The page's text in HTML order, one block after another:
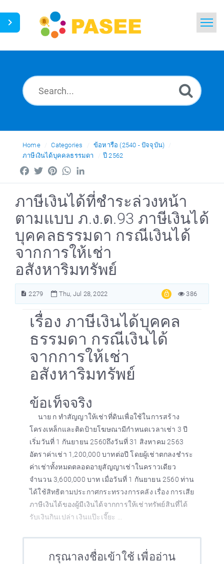
News
Ask a Question
Home Categories
ข้อหารือ (2540 - ปัจจุบัน)
ภาษีเงินได้บุคคลธรรมดา
ปี 2562
FacebookTwitterPinterestWhatsApp
ภาษีเงินได้ที่ชำระล่วงหน้า
ตามแบบ ภ.ง.ด.93 ภาษีเงินได้
บุคคลธรรมดา กรณีเงินได้
จากการให้เช่า
อสังหาริมทรัพย์
2279 Thu, Jul 28, 2022 386
เรื่อง ภาษีเงินได้บุคคล
ธรรมดา กรณีเงินได้
จากการให้เช่า
อสังหาริมทรัพย์
ข้อเท็จจริง
นาย ก ทำสัญญาให้เช่าที่ดินเพื่อใช้ในการสร้าง
โครงเหล็กและติดป้ายโฆษณามีกำหนดเวลาเช่า 3 ปี
เริ่มวันที่ 1 กันยายน 2560ถึงวันที่ 31 สิงหาคม 2563
อัตราค่าเช่า 1,200,000 บาทต่อปี โดยผู้เช่าตกลงชำระ
ค่าเช่าทั้งหมดตลอดอายุสัญญาเช่าในคราวเดียว
จำนวน 3,600,000 บาท เมื่อวันที่ 1 กันยายน 2560 ท่าน
ได้ใช้สิทธิตามประกาศกระทรวงการคลัง เรื่อง การเสีย
ภาษีเงินได้ของผู้มีเงินได้จากการให้เช่าทรัพย์สินที่ได้
รับเงินกินเปล่า เงินแป๊ะเจี๊ยะ ...
กรุณาลงชื่อเข้าใช้ เพื่ออ่าน